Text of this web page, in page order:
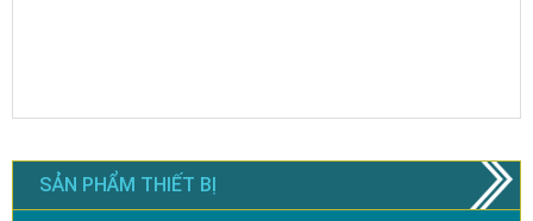
SẢN PHẨM THIẾT BỊ